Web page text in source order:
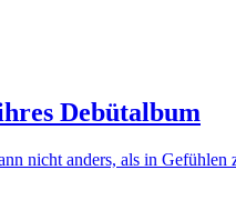
Debütalbum
nicht anders, als in Gefühlen